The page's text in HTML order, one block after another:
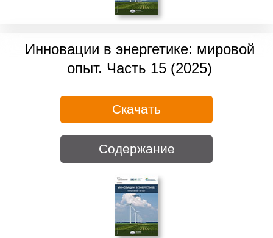
Инновации в энергетике: мировой
опыт. Часть 15 (2025)
Скачать
Содержание